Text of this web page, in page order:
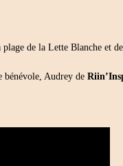
plage de la Lette Blanche et
bénévole, Audrey de